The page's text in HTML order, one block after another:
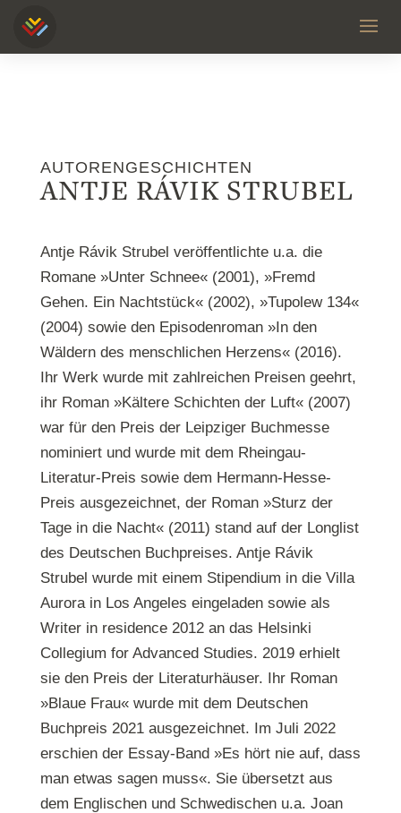
AUTORENGESCHICHTEN
ANTJE RÁVIK STRUBEL
Antje Rávik Strubel veröffentlichte u.a. die
Romane »Unter Schnee« (2001), »Fremd
Gehen. Ein Nachtstück« (2002), »Tupolew 134«
(2004) sowie den Episodenroman »In den
Wäldern des menschlichen Herzens« (2016).
Ihr Werk wurde mit zahlreichen Preisen geehrt,
ihr Roman »Kältere Schichten der Luft« (2007)
war für den Preis der Leipziger Buchmesse
nominiert und wurde mit dem Rheingau-
Literatur-Preis sowie dem Hermann-Hesse-
Preis ausgezeichnet, der Roman »Sturz der
Tage in die Nacht« (2011) stand auf der Longlist
des Deutschen Buchpreises. Antje Rávik
Strubel wurde mit einem Stipendium in die Villa
Aurora in Los Angeles eingeladen sowie als
Writer in residence 2012 an das Helsinki
Collegium for Advanced Studies. 2019 erhielt
sie den Preis der Literaturhäuser. Ihr Roman
»Blaue Frau« wurde mit dem Deutschen
Buchpreis 2021 ausgezeichnet. Im Juli 2022
erschien der Essay-Band »Es hört nie auf, dass
man etwas sagen muss«. Sie übersetzt aus
dem Englischen und Schwedischen u.a. Joan